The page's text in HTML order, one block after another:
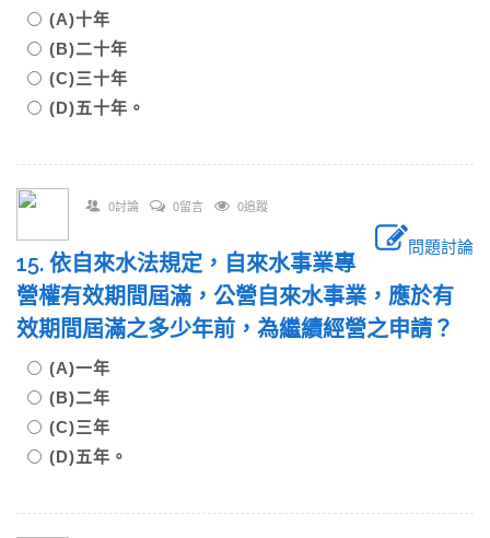
(A)十年
(B)二十年
(C)三十年
(D)五十年。
0討論 0留言 0追蹤
問題討論
15. 依自來水法規定，自來水事業專
營權有效期間屆滿，公營自來水事業，應於有
效期間屆滿之多少年前，為繼續經營之申請？
(A)一年
(B)二年
(C)三年
(D)五年。